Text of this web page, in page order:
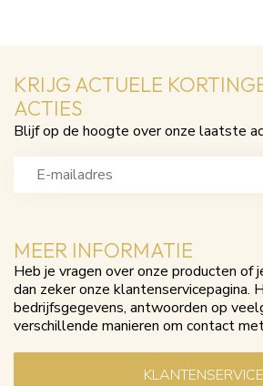
MEER INFORMATIE
Heb je vragen over onze producten of
dan zeker onze klantenservicepagina.
bedrijfsgegevens, antwoorden op
verschillende manieren om contact
KLANTENSERVICE
KRIJG ACTUELE
ACTIES
Blijf op de hoogte over onze laatste